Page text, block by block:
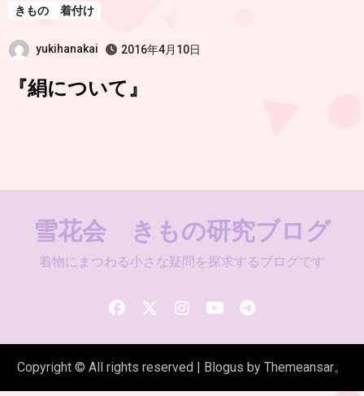
きもの 着付け
yukihanakai 2016年4月10日
『絹について』
雪花会 きもの研究ブログ
着物にまつわる小さな疑問を探求するブログです
Copyright © All rights reserved | Blogus by Themeansar。